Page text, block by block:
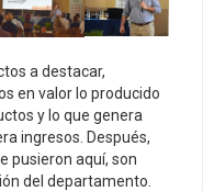
a destacar,
en valor lo producido
y lo que genera
ingresos. Después,
pusieron aquí, son
del departamento.